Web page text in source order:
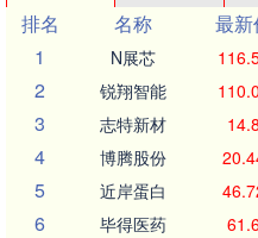
排名
名称 最新
1
N展芯
2 锐翔智能
3 志特新材 14.8
4 博腾股份
5 近岸蛋白
6 毕得医药